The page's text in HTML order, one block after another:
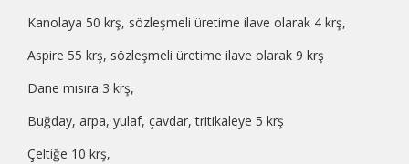
Kanolaya 50 krş, sözleşmeli üretime ilave olarak 4 krş,
Aspire 55 krş, sözleşmeli üretime ilave olarak 9 krş
Dane mısıra 3 krş,
Buğday, arpa, yulaf, çavdar, tritikaleye 5 krş
Çeltiğe 10 krş,